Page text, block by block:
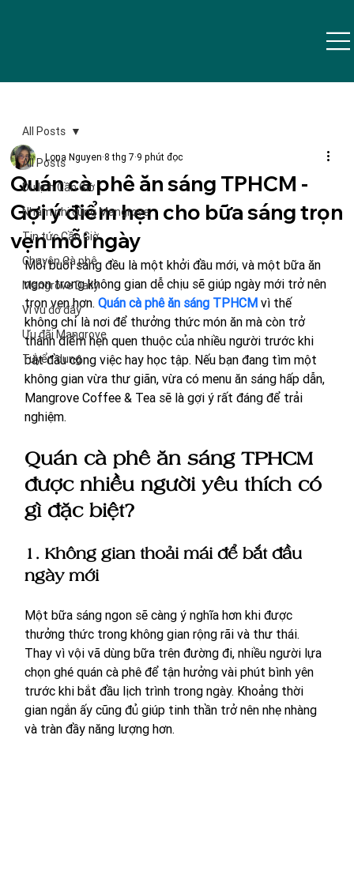
All Posts
Du lịch Cần Giờ
Nhâm nhi cùng Mangrove
Tin tức Cần Giờ
Chuyện Cà phê
Mangrove Daily
Vi vu đó đây
Ưu đãi Mangrove
Tuyển dụng
All Posts
Quán cà phê ăn sáng TPHCM -
Gợi ý điểm hẹn cho bữa sáng trọn
vẹn mỗi ngày
Lona Nguyen 8 thg 7 9 phút đọc
Mỗi buổi sáng đều là một khởi đầu mới, và một bữa ăn
ngon trong không gian dễ chịu sẽ giúp ngày mới trở nên
trọn vẹn hơn. Quán cà phê ăn sáng TPHCM vì thế
không chỉ là nơi để thưởng thức món ăn mà còn trở
thành điểm hẹn quen thuộc của nhiều người trước khi
bắt đầu công việc hay học tập. Nếu bạn đang tìm một
không gian vừa thư giãn, vừa có menu ăn sáng hấp dẫn,
Mangrove Coffee & Tea sẽ là gợi ý rất đáng để trải
nghiệm.
Quán cà phê ăn sáng TPHCM
được nhiều người yêu thích có
gì đặc biệt?
1. Không gian thoải mái để bắt đầu
ngày mới
Một bữa sáng ngon sẽ càng ý nghĩa hơn khi được
thưởng thức trong không gian rộng rãi và thư thái.
Thay vì vội vã dùng bữa trên đường đi, nhiều người lựa
chọn ghé quán cà phê để tận hưởng vài phút bình yên
trước khi bắt đầu lịch trình trong ngày. Khoảng thời
gian ngắn ấy cũng đủ giúp tinh thần trở nên nhẹ nhàng
và tràn đầy năng lượng hơn.